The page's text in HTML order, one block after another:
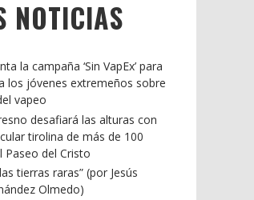
NOTICIAS
la campaña ‘Sin VapEx’ para
los jóvenes extremeños sobre
vapeo
desafiará las alturas con
tirolina de más de 100
Paseo del Cristo
tierras raras” (por Jesús
Olmedo)